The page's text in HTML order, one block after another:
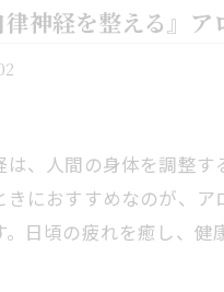
律神経を整える』
は、人間の身体を調整
きにおすすめなのが、
。日頃の疲れを癒し、健